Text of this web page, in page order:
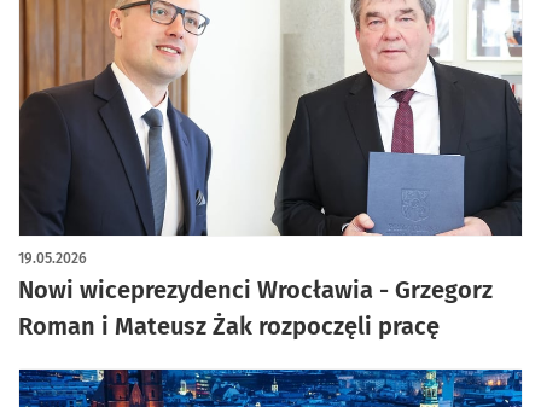
Nowi wiceprezydenci Wrocławia - Grzegorz
Roman i Mateusz Żak rozpoczęli pracę
19.05.2026